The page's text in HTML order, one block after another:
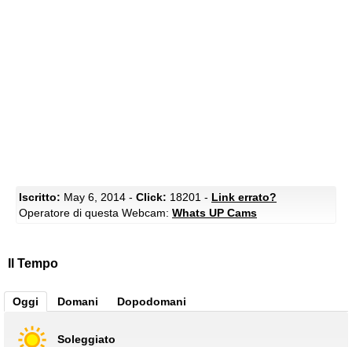
Iscritto: May 6, 2014 - Click: 18201 - Link errato?
Operatore di questa Webcam: Whats UP Cams
Il Tempo
Oggi Domani Dopodomani
Soleggiato